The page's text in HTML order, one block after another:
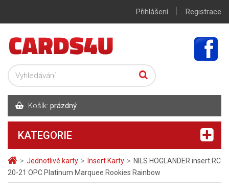
> Jednotlivé karty > Insert Karty > NILS HOGLANDER insert RC
20-21 OPC Platinum Marquee Rookies Rainbow
Přihlášení | Registrace
Košík: prázdný
KATEGORIE